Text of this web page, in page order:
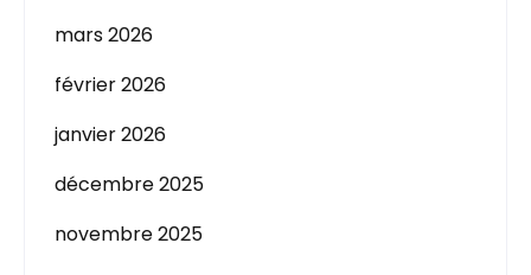
mars 2026
février 2026
janvier 2026
décembre 2025
novembre 2025